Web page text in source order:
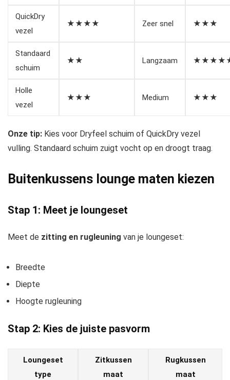
QuickDry
vezel
★★★★ Zeer snel ★★★
Standaard
schuim
★★ Langzaam
Holle
vezel
★★★ Medium ★★★
Onze tip: Kies voor Dryfeel schuim of QuickDry vezel
vulling. Standaard schuim zuigt vocht op en droogt traag.
Buitenkussens lounge maten kiezen
Stap 1: Meet je loungeset
Meet de zitting en rugleuning van je loungeset:
Breedte
Diepte
Hoogte rugleuning
Stap 2: Kies de juiste pasvorm
Loungeset
type
Zitkussen
maat
Rugkussen
maat